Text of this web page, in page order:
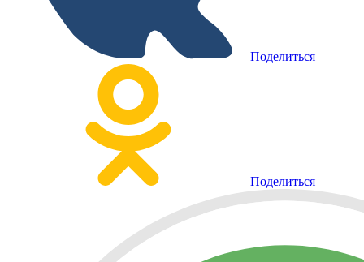
Поделиться
Поделиться